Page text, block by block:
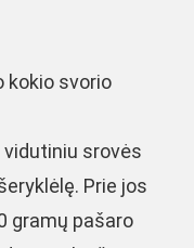
kokio svorio
srovės
Prie jos
gramų pašaro